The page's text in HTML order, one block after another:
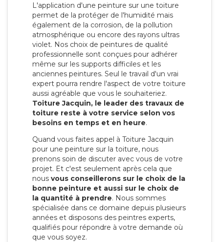
L'application d'une peinture sur une toiture
permet de la protéger de l'humidité mais
également de la corrosion, de la pollution
atmosphérique ou encore des rayons ultras
violet. Nos choix de peintures de qualité
professionnelle sont conçues pour adhérer
même sur les supports difficiles et les
anciennes peintures. Seul le travail d'un vrai
expert pourra rendre l'aspect de votre toiture
aussi agréable que vous le souhaiteriez.
Toiture Jacquin, le leader des travaux de
toiture reste à votre service selon vos
besoins en temps et en heure.
Quand vous faites appel à Toiture Jacquin
pour une peinture sur la toiture, nous
prenons soin de discuter avec vous de votre
projet. Et c'est seulement après cela que
nous vous conseillerons sur le choix de la
bonne peinture et aussi sur le choix de
la quantité à prendre. Nous sommes
spécialisée dans ce domaine depuis plusieurs
années et disposons des peintres experts,
qualifiés pour répondre à votre demande où
que vous soyez.